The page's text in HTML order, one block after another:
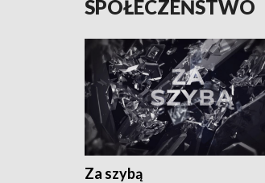
SPOŁECZEŃSTWO
Za szybą